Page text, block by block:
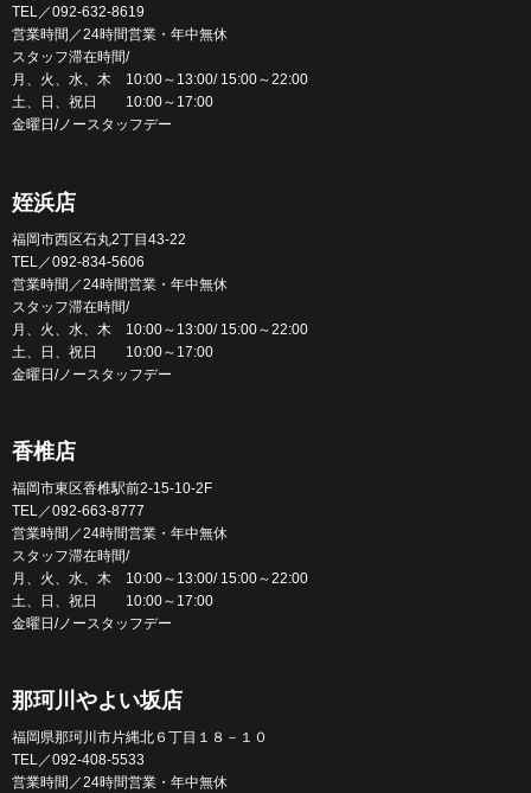
TEL／092-632-8619
営業時間／24時間営業・年中無休
スタッフ滞在時間/
月、火、水、木 10:00～13:00/ 15:00～22:00
土、日、祝日 10:00～17:00
金曜日/ノースタッフデー
姪浜店
福岡市西区石丸2丁目43-22
TEL／092-834-5606
営業時間／24時間営業・年中無休
スタッフ滞在時間/
月、火、水、木 10:00～13:00/ 15:00～22:00
土、日、祝日 10:00～17:00
金曜日/ノースタッフデー
香椎店
福岡市東区香椎駅前2-15-10-2F
TEL／092-663-8777
営業時間／24時間営業・年中無休
スタッフ滞在時間/
月、火、水、木 10:00～13:00/ 15:00～22:00
土、日、祝日 10:00～17:00
金曜日/ノースタッフデー
那珂川やよい坂店
福岡県那珂川市片縄北６丁目１８－１０
TEL／092-408-5533
営業時間／24時間営業・年中無休